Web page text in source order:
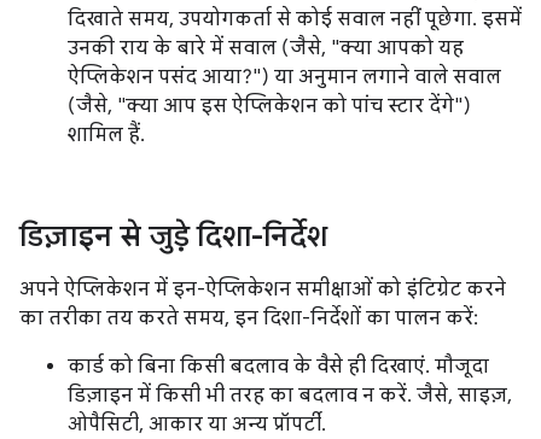
दिखाते समय, उपयोगकर्ता से कोई सवाल नहीं पूछेगा. इसमें
उनकी राय के बारे में सवाल (जैसे, "क्या आपको यह
ऐप्लिकेशन पसंद आया?") या अनुमान लगाने वाले सवाल
(जैसे, "क्या आप इस ऐप्लिकेशन को पांच स्टार देंगे")
शामिल हैं.
डिज़ाइन से जुड़े दिशा-निर्देश
अपने ऐप्लिकेशन में इन-ऐप्लिकेशन समीक्षाओं को इंटिग्रेट करने
का तरीका तय करते समय, इन दिशा-निर्देशों का पालन करें:
कार्ड को बिना किसी बदलाव के वैसे ही दिखाएं. मौजूदा
डिज़ाइन में किसी भी तरह का बदलाव न करें. जैसे, साइज़,
ओपैसिटी, आकार या अन्य प्रॉपर्टी.